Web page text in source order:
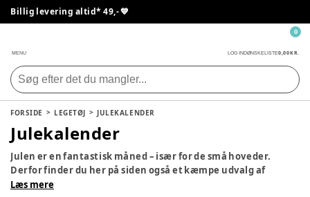
Billig levering altid* 49,- 💙
MENU LOG INDØNSKELISTE0,00 KR.
0
FORSIDE LEGETØJ JULEKALENDER
Julekalender
Julen er en fantastisk måned – især for de små hoveder.
Derfor finder du her på siden også et kæmpe udvalg af
julekalendere, så dit barn kan få en lille gave hver dag i
Læs mere